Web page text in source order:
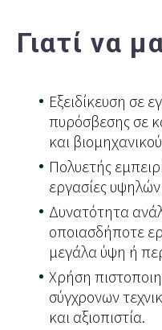
Γιατί να
Εξειδίκευση σε
πυρόσβεσης σε
και
Πολυετής
εργασίες
Δυνατότητα
οποιασδήποτε
μεγάλα ύψη ή
Χρήση
σύγχρονων
και αξιοπιστία.